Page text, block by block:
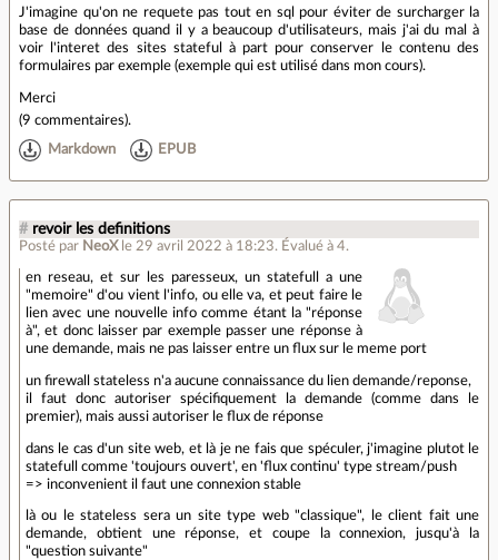
J'imagine qu'on ne requete pas tout en sql pour éviter de surcharger la
base de données quand il y a beaucoup d'utilisateurs, mais j'ai du mal à
voir l'interet des sites stateful à part pour conserver le contenu des
formulaires par exemple (exemple qui est utilisé dans mon cours).
Merci
(9 commentaires).
Markdown EPUB
# revoir les definitions
Posté par NeoX le 29 avril 2022 à 18:23. Évalué à 4.
en reseau, et sur les paresseux, un statefull a une
"memoire" d'ou vient l'info, ou elle va, et peut faire le
lien avec une nouvelle info comme étant la "réponse
à", et donc laisser par exemple passer une réponse à
une demande, mais ne pas laisser entre un flux sur le meme port
un firewall stateless n'a aucune connaissance du lien demande/reponse,
il faut donc autoriser spécifiquement la demande (comme dans le
premier), mais aussi autoriser le flux de réponse
dans le cas d'un site web, et là je ne fais que spéculer, j'imagine plutot le
statefull comme 'toujours ouvert', en 'flux continu' type stream/push
=> inconvenient il faut une connexion stable
là ou le stateless sera un site type web "classique", le client fait une
demande, obtient une réponse, et coupe la connexion, jusqu'à la
"question suivante"